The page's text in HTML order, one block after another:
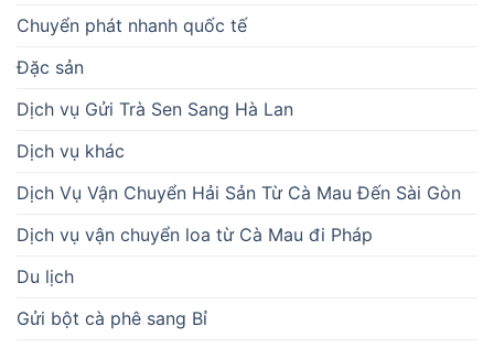
Chuyển phát nhanh quốc tế
Đặc sản
Dịch vụ Gửi Trà Sen Sang Hà Lan
Dịch vụ khác
Dịch Vụ Vận Chuyển Hải Sản Từ Cà Mau Đến Sài Gòn
Dịch vụ vận chuyển loa từ Cà Mau đi Pháp
Du lịch
Gửi bột cà phê sang Bỉ